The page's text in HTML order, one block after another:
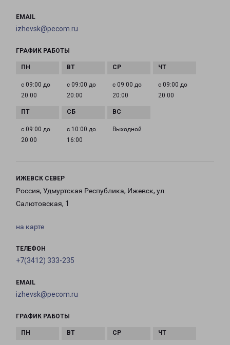
EMAIL
izhevsk@pecom.ru
ГРАФИК РАБОТЫ
с 09:00 до
20:00
с 09:00 до
20:00
с 09:00 до
20:00
с 09:00 до
20:00
с 09:00 до
20:00
с 10:00 до
16:00
Выходной
ИЖЕВСК СЕВЕР
Россия, Удмуртская Республика, Ижевск, ул.
Салютовская, 1
на карте
ТЕЛЕФОН
+7(3412) 333-235
EMAIL
izhevsk@pecom.ru
ГРАФИК РАБОТЫ